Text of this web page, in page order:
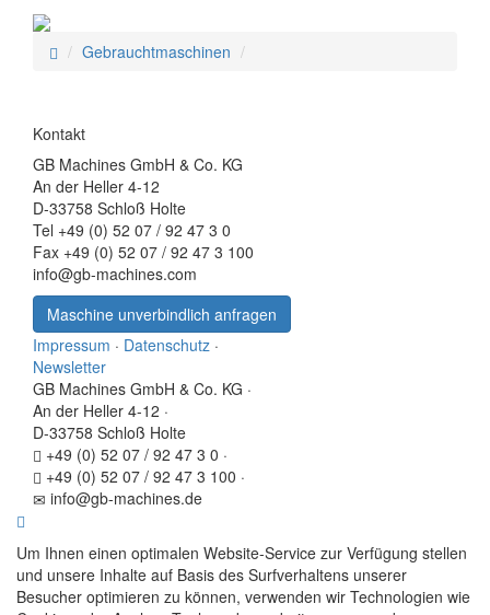
Gebrauchtmaschinen
Kontakt
GB Machines GmbH & Co. KG
An der Heller 4-12
D-33758 Schloß Holte
Tel +49 (0) 52 07 / 92 47 3 0
Fax +49 (0) 52 07 / 92 47 3 100
info@gb-machines.com
Maschine unverbindlich anfragen
Impressum · Datenschutz ·
Newsletter
GB Machines GmbH & Co. KG ·
An der Heller 4-12 ·
D-33758 Schloß Holte
+49 (0) 52 07 / 92 47 3 0 ·
+49 (0) 52 07 / 92 47 3 100 ·
info@gb-machines.de
Um Ihnen einen optimalen Website-Service zur Verfügung stellen
und unsere Inhalte auf Basis des Surfverhaltens unserer
Besucher optimieren zu können, verwenden wir Technologien wie